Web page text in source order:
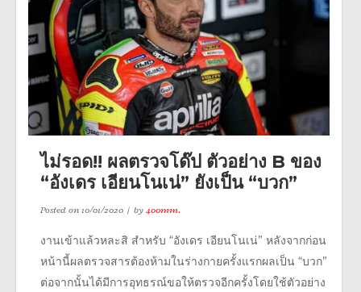
ไม่รอด!! ผลตรวจโด๊ป ตัวอย่าง B ของ
“อังเดร เอียนโนเน่” ยังเป็น “บวก”
Posted on10/01/2020 by400mm.
งานเข้าแล้วหละสิ สำหรับ “อังเดร เอียนโนเน่” หลังจากก่อน
หน้านี้ผลตรวจสารต้องห้ามในร่างกายครั้งแรกผลเป็น “บวก”
ต่อจากนั้นได้มีการอุทธรณ์ขอให้ตรวจอีกครั้งโดยใช้ตัวอย่าง